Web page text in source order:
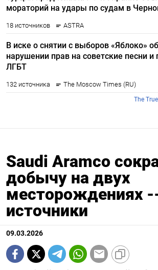
Saudi Aramco
добычу на двух
месторождениях
источники
09.03.2026